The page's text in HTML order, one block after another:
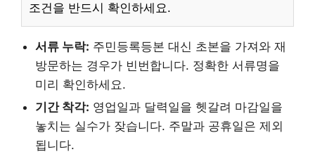
조건을 반드시 확인하세요.
서류 누락: 주민등록등본 대신 초본을 가져와 재
방문하는 경우가 빈번합니다. 정확한 서류명을
미리 확인하세요.
기간 착각: 영업일과 달력일을 헷갈려 마감일을
놓치는 실수가 잦습니다. 주말과 공휴일은 제외
됩니다.